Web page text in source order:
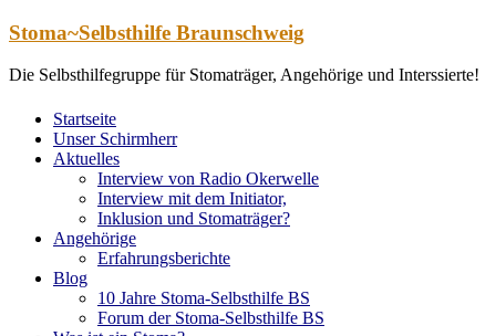
Zum
springen
Stoma~Selbsthilfe Braunschweig
Die Selbsthilfegruppe für Stomaträger, Angehörige und Interssierte!
Startseite
Unser Schirmherr
Aktuelles
Interview von Radio Okerwelle
Interview mit dem Initiator,
Inklusion und Stomaträger?
Angehörige
Erfahrungsberichte
Blog
10 Jahre Stoma-Selbsthilfe BS
Forum der Stoma-Selbsthilfe BS